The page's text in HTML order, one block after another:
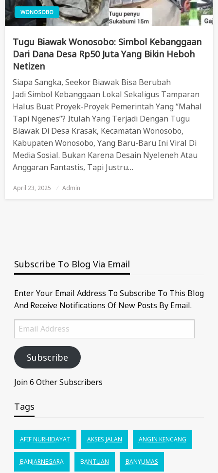
WONOSOBO
Tugu Biawak Wonosobo: Simbol Kebanggaan
Dari Dana Desa Rp50 Juta Yang Bikin Heboh
Netizen
Siapa Sangka, Seekor Biawak Bisa Berubah
Jadi Simbol Kebanggaan Lokal Sekaligus Tamparan
Halus Buat Proyek-Proyek Pemerintah Yang “mahal
Tapi Ngenes”? Itulah Yang Terjadi Dengan Tugu
Biawak Di Desa Krasak, Kecamatan Wonosobo,
Kabupaten Wonosobo, Yang Baru-Baru Ini Viral Di
Media Sosial. Bukan Karena Desain Nyeleneh Atau
Anggaran Fantastis, Tapi Justru…
Posted
On
April 23, 2025 Admin
Subscribe To Blog Via Email
Enter Your Email Address To Subscribe To This Blog
And Receive Notifications Of New Posts By Email.
Email
Address
Subscribe
Join 6 Other Subscribers
Tags
AFIF NURHIDAYAT AKSES JALAN ANGIN KENCANG
BANJARNEGARA BANTUAN BANYUMAS